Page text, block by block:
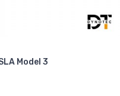
Model 3